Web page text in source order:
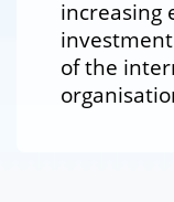
increasing
of the